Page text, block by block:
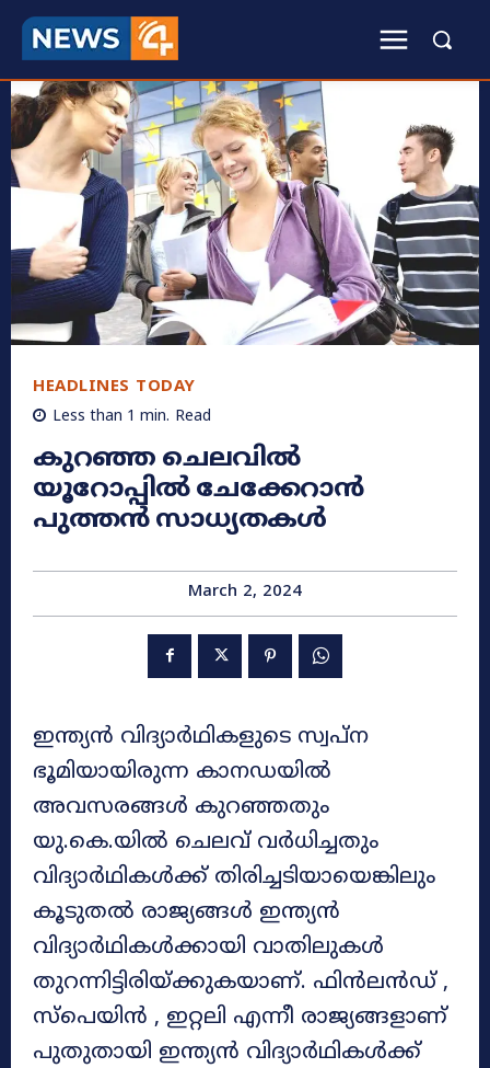
HEADLINES TODAY
Less than 1 min. Read
കുറഞ്ഞ ചെലവിൽ
യൂറോപ്പിൽ ചേക്കേറാൻ
പുത്തൻ സാധ്യതകൾ
March 2, 2024
ഇന്ത്യൻ വിദ്യാർഥികളുടെ സ്വപ്‌ന
ഭൂമിയായിരുന്ന കാനഡയിൽ
അവസരങ്ങൾ കുറഞ്ഞതും
യു.കെ.യിൽ ചെലവ് വർധിച്ചതും
വിദ്യാർഥികൾക്ക് തിരിച്ചടിയായെങ്കിലും
കൂടുതൽ രാജ്യങ്ങൾ ഇന്ത്യൻ
വിദ്യാർഥികൾക്കായി വാതിലുകൾ
തുറന്നിട്ടിരിയ്ക്കുകയാണ്. ഫിൻലൻഡ് ,
സ്‌പെയിൻ , ഇറ്റലി എന്നീ രാജ്യങ്ങളാണ്
പുതുതായി ഇന്ത്യൻ വിദ്യാർഥികൾക്ക്